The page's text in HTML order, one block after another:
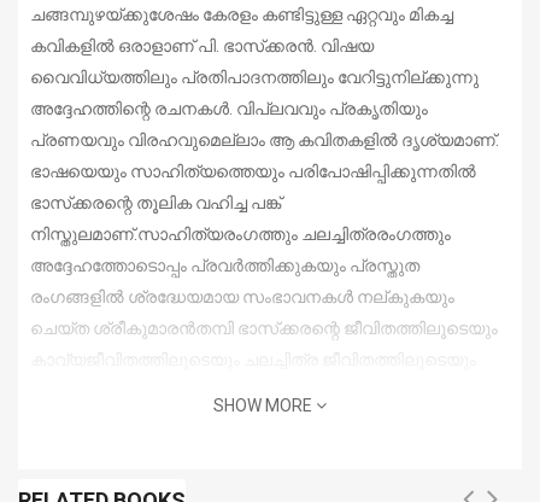
ചങ്ങമ്പുഴയ്ക്കുശേഷം കേരളം കണ്ടിട്ടുള്ള ഏറ്റവും മികച്ച
കവികളില്‍ ഒരാളാണ് പി. ഭാസ്‌ക്കരന്‍. വിഷയ
വൈവിധ്യത്തിലും പ്രതിപാദനത്തിലും വേറിട്ടുനില്ക്കുന്നു
അദ്ദേഹത്തിന്റെ രചനകള്‍. വിപ്ലവവും പ്രകൃതിയും
പ്രണയവും വിരഹവുമെല്ലാം ആ കവിതകളില്‍ ദൃശ്യമാണ്.
ഭാഷയെയും സാഹിത്യത്തെയും പരിപോഷിപ്പിക്കുന്നതില്‍
ഭാസ്‌ക്കരന്റെ തൂലിക വഹിച്ച പങ്ക്
നിസ്തുലമാണ്.സാഹിത്യരംഗത്തും ചലച്ചിത്രരംഗത്തും
അദ്ദേഹത്തോടൊപ്പം പ്രവര്‍ത്തിക്കുകയും പ്രസ്തുത
രംഗങ്ങളില്‍ ശ്രദ്ധേയമായസംഭാവനകള്‍ നല്കുകയും
ചെയ്ത ശ്രീകുമാരന്‍തമ്പി ഭാസ്‌ക്കരന്റെ ജീവിതത്തിലൂടെയും
കാവ്യജീവിതത്തിലൂടെയും ചലച്ചിത്ര ജീവിതത്തിലൂടെയും
SHOW MORE